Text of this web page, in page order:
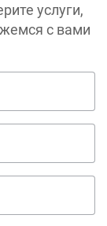
услуги,
с вами